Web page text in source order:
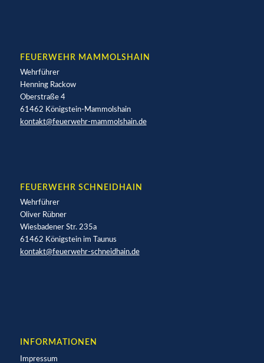
FEUERWEHR MAMMOLSHAIN
Wehrführer
Henning Rackow
Oberstraße 4
61462 Königstein-Mammolshain
kontakt@feuerwehr-mammolshain.de
FEUERWEHR SCHNEIDHAIN
Wehrführer
Oliver Rübner
Wiesbadener Str. 235a
61462 Königstein im Taunus
kontakt@feuerwehr-schneidhain.de
INFORMATIONEN
Impressum